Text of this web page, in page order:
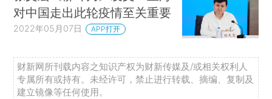
对中国走出此轮疫情至关重要
2022年05月07日 APP打开
财新网所刊载内容之知识产权为财新传媒及/或相关权利人
专属所有或持有。未经许可，禁止进行转载、摘编、复制及
建立镜像等任何使用。